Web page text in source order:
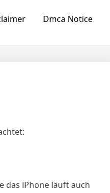
Dmca Notice
das iPhone läuft auch